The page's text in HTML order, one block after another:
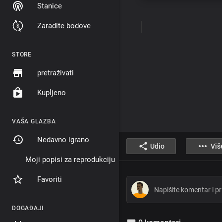
Stanice
Zaradite bodove
STORE
pretraživati
Kupljeno
VAŠA GLAZBA
Nedavno igrano
Moji popisi za reprodukciju
Favoriti
DOGAĐAJI
Udio